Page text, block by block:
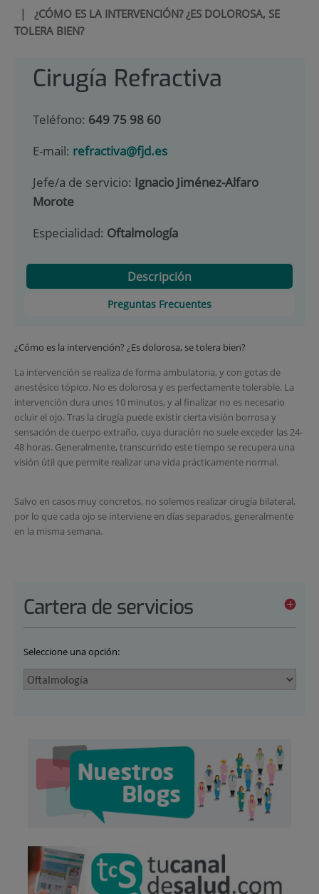
| ¿CÓMO ES LA INTERVENCIÓN? ¿ES DOLOROSA, SE
TOLERA BIEN?
Cirugía Refractiva
Teléfono: 649 75 98 60
E-mail: refractiva@fjd.es
Jefe/a de servicio: Ignacio Jiménez-Alfaro
Morote
Especialidad: Oftalmología
Descripción
Preguntas Frecuentes
¿Cómo es la intervención? ¿Es dolorosa, se tolera bien?
La intervención se realiza de forma ambulatoria, y con gotas de
anestésico tópico. No es dolorosa y es perfectamente tolerable. La
intervención dura unos 10 minutos, y al finalizar no es necesario
ocluir el ojo. Tras la cirugía puede existir cierta visión borrosa y
sensación de cuerpo extraño, cuya duración no suele exceder las 24-
48 horas. Generalmente, transcurrido este tiempo se recupera una
visión útil que permite realizar una vida prácticamente normal.
Salvo en casos muy concretos, no solemos realizar cirugía bilateral,
por lo que cada ojo se interviene en días separados, generalmente
en la misma semana.
Cartera de servicios
Seleccione una opción: